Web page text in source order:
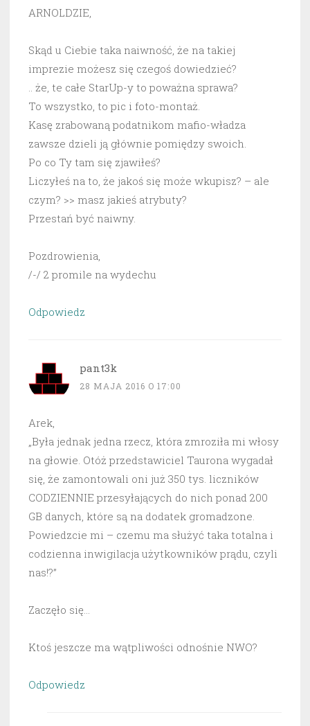
ARNOLDZIE,
Skąd u Ciebie taka naiwność, że na takiej
imprezie możesz się czegoś dowiedzieć?
.. że, te całe StarUp-y to poważna sprawa?
To wszystko, to pic i foto-montaż.
Kasę zrabowaną podatnikom mafio-władza
zawsze dzieli ją głównie pomiędzy swoich.
Po co Ty tam się zjawiłeś?
Liczyłeś na to, że jakoś się może wkupisz? – ale
czym? >> masz jakieś atrybuty?
Przestań być naiwny.
Pozdrowienia,
/-/ 2 promile na wydechu
Odpowiedz
pant3k
28 MAJA 2016 O 17:00
Arek,
„Była jednak jedna rzecz, która zmroziła mi włosy
na głowie. Otóż przedstawiciel Taurona wygadał
się, że zamontowali oni już 350 tys. liczników
CODZIENNIE przesyłających do nich ponad 200
GB danych, które są na dodatek gromadzone.
Powiedzcie mi – czemu ma służyć taka totalna i
codzienna inwigilacja użytkowników prądu, czyli
nas!?”
Zaczęło się…
Ktoś jeszcze ma wątpliwości odnośnie NWO?
Odpowiedz